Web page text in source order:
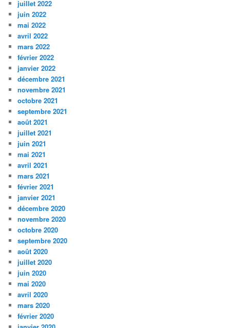
juillet 2022
juin 2022
mai 2022
avril 2022
mars 2022
février 2022
janvier 2022
décembre 2021
novembre 2021
octobre 2021
septembre 2021
août 2021
juillet 2021
juin 2021
mai 2021
avril 2021
mars 2021
février 2021
janvier 2021
décembre 2020
novembre 2020
octobre 2020
septembre 2020
août 2020
juillet 2020
juin 2020
mai 2020
avril 2020
mars 2020
février 2020